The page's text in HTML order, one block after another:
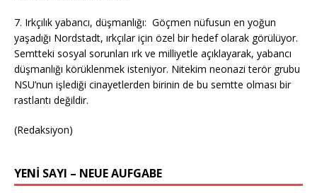
7. Irkçılık yabancı, düşmanlığı: Göçmen nüfusun en yoğun
yaşadığı Nordstadt, ırkçılar için özel bir hedef olarak görülüyor.
Semtteki sosyal sorunları ırk ve milliyetle açıklayarak, yabancı
düşmanlığı körüklenmek isteniyor. Nitekim neonazi terör grubu
NSU’nun işlediği cinayetlerden birinin de bu semtte olması bir
rastlantı değildir.
(Redaksiyon)
YENİ SAYI – NEUE AUFGABE